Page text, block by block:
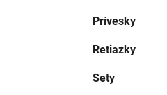
Prívesky
Retiazky
Sety